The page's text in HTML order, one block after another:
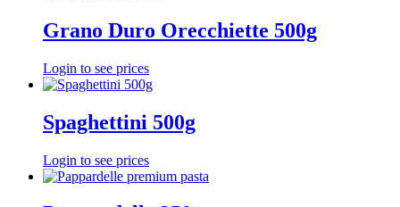
Grano Duro Orecchiette 500g
Login to see prices
Spaghettini 500g
Login to see prices